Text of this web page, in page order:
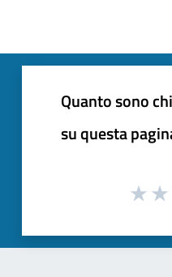
Quanto sono
su questa